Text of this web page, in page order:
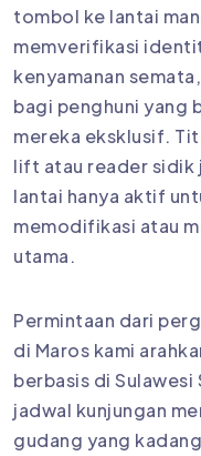
tombol ke lantai
memverifikasi
kenyamanan
bagi penghuni yang
mereka eksklusif.
lift atau reader sidik
lantai hanya aktif
memodifikasi atau
utama.
Permintaan dari
di Maros kami
berbasis di
jadwal kunjungan
gudang yang